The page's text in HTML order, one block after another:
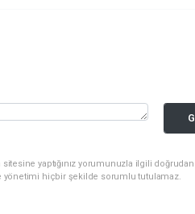
yaptığınız yorumunuzla ilgili doğrudan
yönetimi hiçbir şekilde sorumlu tutulamaz.